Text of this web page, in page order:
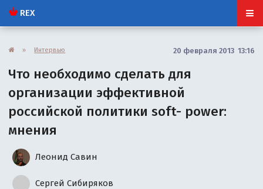
REX
» Интервью 20 февраля 2013 13:16
Что необходимо сделать для
организации эффективной
российской политики soft- power:
мнения
Леонид Савин
Сергей Сибиряков